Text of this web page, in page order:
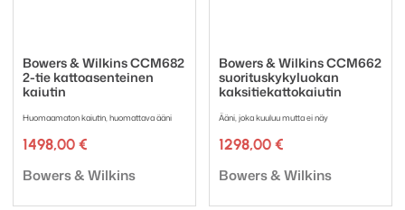
Bowers & Wilkins CCM682
2-tie kattoasenteinen
kaiutin
Huomaamaton kaiutin, huomattava ääni
1498,00 €
Tuotemerkki:
Bowers & Wilkins
Bowers & Wilkins CCM662
suorituskykyluokan
kaksitiekattokaiutin
Ääni, joka kuuluu mutta ei näy
1298,00 €
Tuotemerkki:
Bowers & Wilkins